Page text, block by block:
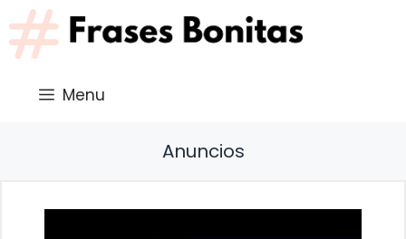
Saltar
al
contenido
Menu
Anuncios